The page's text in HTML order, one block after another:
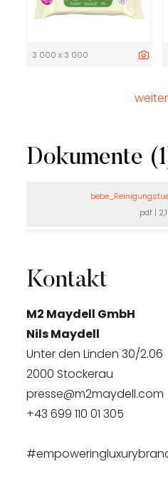
3 000 x 3 000
Dokumente
.pdf |
Kontakt
M2 Maydell GmbH
Nils Maydell
Unter den Linden 30/2.06
2000 Stockerau
presse@m2maydell.com
+43 699 110 01 305